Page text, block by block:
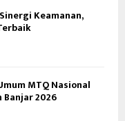
Keamanan,
MTQ Nasional
2026